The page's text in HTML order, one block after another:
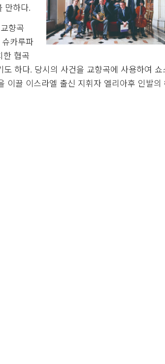
만하다.
향곡
카루파
한 협곡
하다. 당시의 사건을 교향곡에 사용하여 쇼
이끌 이스라엘 출신 지휘자 엘리아후 인발의